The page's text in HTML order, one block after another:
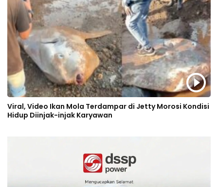
Viral, Video Ikan Mola Terdampar di Jetty Morosi Kondisi
Hidup Diinjak-injak Karyawan